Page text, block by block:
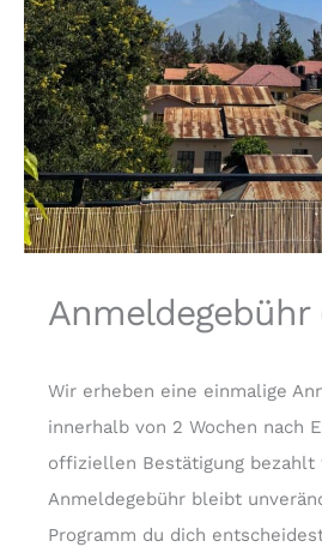
Anmeldegebühr
Wir erheben eine einmalige
innerhalb von 2 Wochen nach
offiziellen Bestätigung
Anmeldegebühr bleibt
Programm du dich